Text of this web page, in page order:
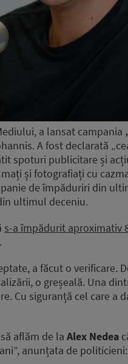
a lansat campania
A fost declarată
spoturi publicitare și
și fotografiați cu
de împăduriri din
ultimul deceniu.
s-a împădurit aproximativ
.
a făcut o verificare.
o greșeală. Una
Cu siguranță cel care a
aflăm de la Alex Nedea
anunțata de politicieni: